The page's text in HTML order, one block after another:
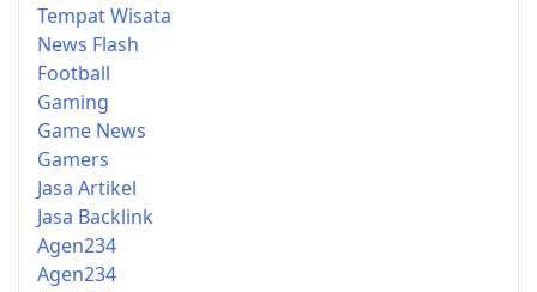
Tempat Wisata
News Flash
Football
Gaming
Game News
Gamers
Jasa Artikel
Jasa Backlink
Agen234
Agen234